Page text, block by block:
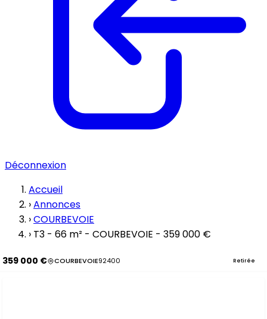
Déconnexion
Accueil
›Annonces
›COURBEVOIE
› T3 - 66 m² - COURBEVOIE - 359 000 €
359 000 € COURBEVOIE92400 Retirée